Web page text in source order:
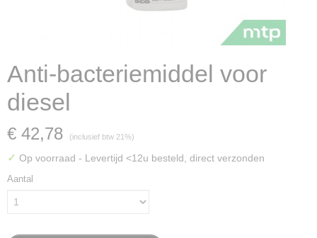
Anti-bacteriemiddel voor
diesel
€ 42,78 (inclusief btw 21%)
✓ Op voorraad - Levertijd <12u besteld, direct verzonden
Aantal